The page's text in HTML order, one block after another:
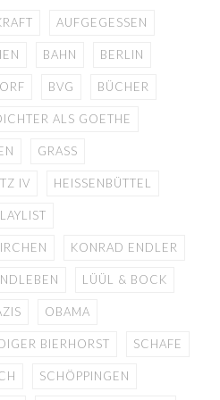
AUFGEGESSEN
BAHN BERLIN
BVG BÜCHER
ALS GOETHE
GRASS
IV HEISSENBÜTTEL
KONRAD ENDLER
LÜÜL & BOCK
OBAMA
BIERHORST SCHAFE
SCHÖPPINGEN